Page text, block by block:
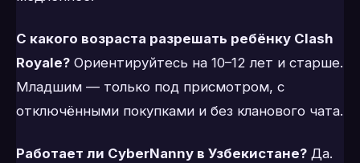
С какого возраста разрешать ребёнку Clash
Royale? Ориентируйтесь на 10–12 лет и старше.
Младшим — только под присмотром, с
отключёнными покупками и без кланового чата.
Работает ли CyberNanny в Узбекистане? Да.